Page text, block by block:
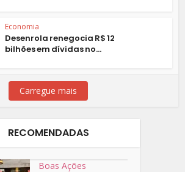
Economia
Desenrola renegocia R$ 12
bilhões em dívidas no...
Carregue mais
RECOMENDADAS
Boas Ações